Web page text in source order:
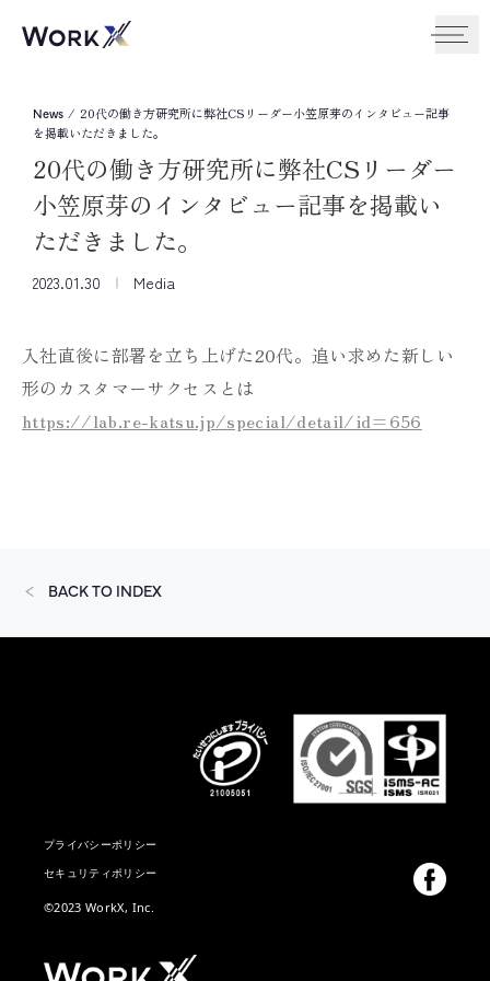
News / 20代の働き方研究所に弊社CSリーダー小笠原芽のインタビュー記事
を掲載いただきました。
20代の働き方研究所に弊社CSリーダー
小笠原芽のインタビュー記事を掲載い
ただきました。
2023.01.30 Media
入社直後に部署を立ち上げた20代。追い求めた新しい
形のカスタマーサクセスとは
https://lab.re-katsu.jp/special/detail/id=656
BACK TO INDEX
プライバシーポリシー
セキュリティポリシー
©2023 WorkX, Inc.